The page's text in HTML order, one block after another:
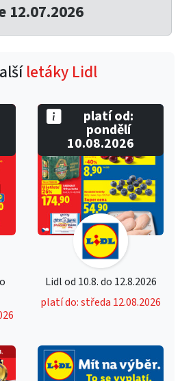
12.07.2026
letáky Lidl
Lidl od 10.8. do 12.8.2026
platí do: středa 12.08.2026
platí od:
pondělí
10.08.2026